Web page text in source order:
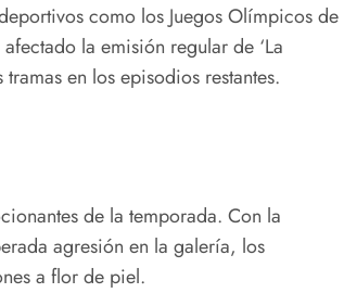
como los Juegos Olímpicos de
la emisión regular de ‘La
en los episodios restantes.
de la temporada. Con la
agresión en la galería, los
a flor de piel.